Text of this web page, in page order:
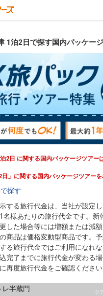
1泊2日で探す国内パッケー
2日 に関する国内パッケージツアー
日」に関する国内パッケージツアーを
探す
する旅行代金は、当社が設定
名様あたりの旅行代金です。新
した場合等には増額または減
商品は価格変動型商品です。
る旅行代金ではご利用になれ
完了までに旅行代金が変わる場
再度旅行代金をご確認ください
ツ